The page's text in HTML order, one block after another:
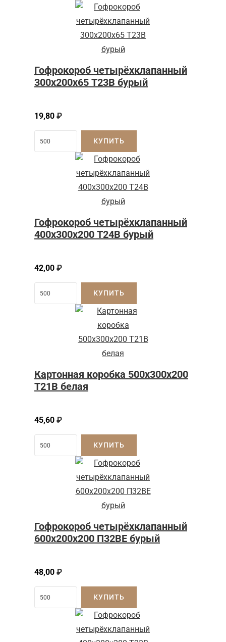
Гофрокороб четырёхклапанный
300х200х65 Т23В бурый
19,80 ₽
КУПИТЬ
Гофрокороб четырёхклапанный
400х300х200 Т24В бурый
42,00 ₽
КУПИТЬ
Картонная коробка 500x300x200
Т21B белая
45,60 ₽
КУПИТЬ
Гофрокороб четырёхклапанный
600x200x200 П32BE бурый
48,00 ₽
КУПИТЬ